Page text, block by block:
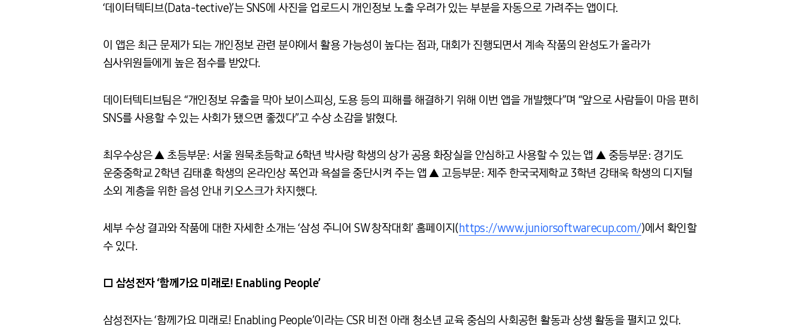
‘데이터텍티브(Data-tective)’는 SNS에 사진을 업로드시 개인정보 노출 우려가 있는 부분을 자동으로 가려주는 앱이다.
이 앱은 최근 문제가 되는 개인정보 관련 분야에서 활용 가능성이 높다는 점과, 대회가 진행되면서 계속 작품의 완성도가 올라가
심사위원들에게 높은 점수를 받았다.
데이터텍티브팀은 “개인정보 유출을 막아 보이스피싱, 도용 등의 피해를 해결하기 위해 이번 앱을 개발했다”며 “앞으로 사람들이 마음 편히
SNS를 사용할 수 있는 사회가 됐으면 좋겠다”고 수상 소감을 밝혔다.
최우수상은 ▲ 초등부문: 서울 원묵초등학교 6학년 박사랑 학생의 상가 공용 화장실을 안심하고 사용할 수 있는 앱 ▲ 중등부문: 경기도
운중중학교 2학년 김태훈 학생의 온라인상 폭언과 욕설을 중단시켜 주는 앱 ▲ 고등부문: 제주 한국국제학교 3학년 강태욱 학생의 디지털
소외 계층을 위한 음성 안내 키오스크가 차지했다.
세부 수상 결과와 작품에 대한 자세한 소개는 ‘삼성 주니어 SW 창작대회’ 홈페이지(https://www.juniorsoftwarecup.com/)에서 확인할
수 있다.
□ 삼성전자 ‘함께가요 미래로! Enabling People’
삼성전자는 ‘함께가요 미래로! Enabling People’이라는 CSR 비전 아래 청소년 교육 중심의 사회공헌 활동과 상생 활동을 펼치고 있다.